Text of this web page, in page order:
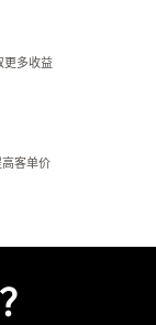
更多收益
客单价